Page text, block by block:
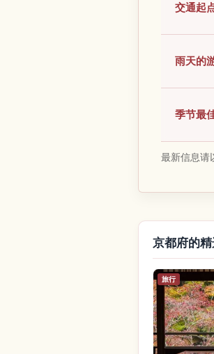
交通起
雨天的
季节最
最新信息请
京都府的
旅行